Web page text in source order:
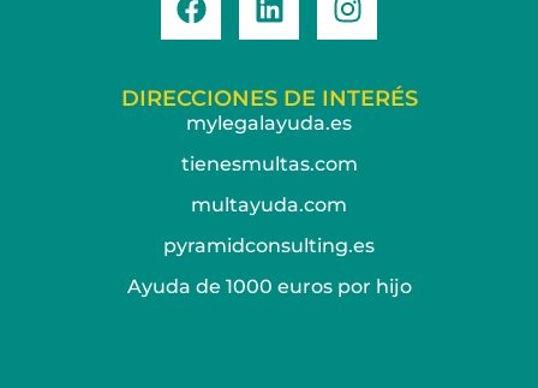
DIRECCIONES DE INTERÉS
mylegalayuda.es
tienesmultas.com
multayuda.com
pyramidconsulting.es
Ayuda de 1000 euros por hijo